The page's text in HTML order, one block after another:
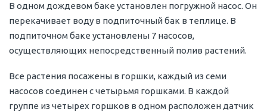
В одном дождевом баке установлен погружной насос. Он
перекачивает воду в подпиточный бак в теплице. В
подпиточном баке установлены 7 насосов,
осуществляющих непосредственный полив растений.
Все растения посажены в горшки, каждый из семи
насосов соединен с четырьмя горшками. В каждой
группе из четырех горшков в одном расположен датчик